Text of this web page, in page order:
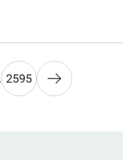
2595